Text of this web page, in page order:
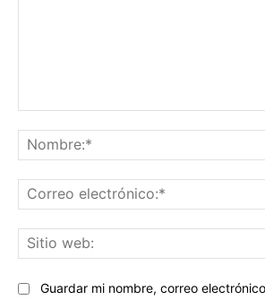
Guardar mi nombre, correo